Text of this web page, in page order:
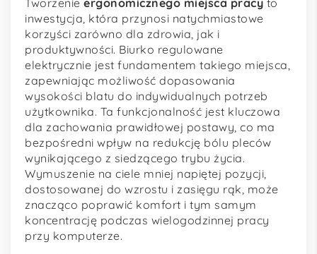
inwestycja, która przynosi natychmiastowe
korzyści zarówno dla zdrowia, jak i
produktywności. Biurko regulowane
elektrycznie jest fundamentem takiego miejsca,
zapewniając możliwość dopasowania
wysokości blatu do indywidualnych potrzeb
użytkownika. Ta funkcjonalność jest kluczowa
dla zachowania prawidłowej postawy, co ma
bezpośredni wpływ na redukcję bólu pleców
wynikającego z siedzącego trybu życia.
Wymuszenie na ciele mniej napiętej pozycji,
dostosowanej do wzrostu i zasięgu rąk, może
znacząco poprawić komfort i tym samym
koncentrację podczas wielogodzinnej pracy
przy komputerze.